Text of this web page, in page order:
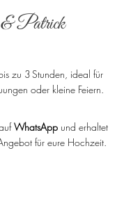
Patrick
zu 3 Stunden, ideal für
oder kleine Feiern.
WhatsAppund erhaltet
für eure Hochzeit.